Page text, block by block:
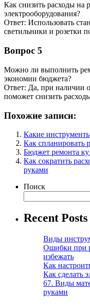
Как снизить расходы на
электрооборудования?
Ответ: Использовать
светильники и розетки
Вопрос 5
Можно ли выполнить
экономии бюджета?
Ответ: Да, при наличии
поможет снизить
Похожие записи:
Какие
Как спланировать
Бюджет ремонта
Как сократить
руками
Поиск
Recent Posts
Виды
Ошибки при
избежать
Как
Как сделать
67. Виды
руками